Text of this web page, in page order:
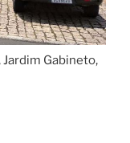
Jardim Gabineto,